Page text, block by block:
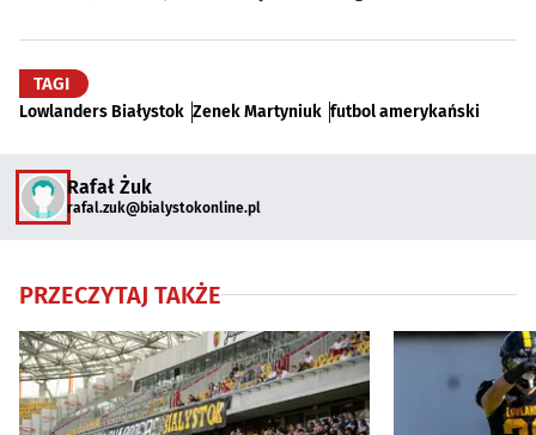
TAGI
Lowlanders Białystok Zenek Martyniuk futbol amerykański
Rafał Żuk
rafal.zuk@bialystokonline.pl
PRZECZYTAJ TAKŻE